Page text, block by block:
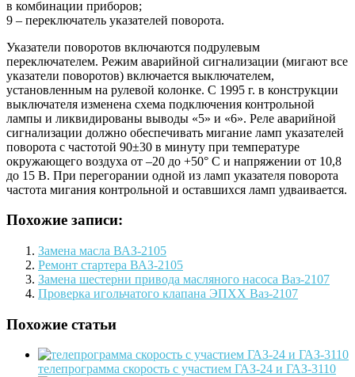
в комбинации приборов;
9 – переключатель указателей поворота.
Указатели поворотов включаются подрулевым
переключателем. Режим аварийной сигнализации (мигают все
указатели поворотов) включается выключателем,
установленным на рулевой колонке. С 1995 г. в конструкции
выключателя изменена схема подключения контрольной
лампы и ликвидированы выводы «5» и «6». Реле аварийной
сигнализации должно обеспечивать мигание ламп указателей
поворота c частотой 90±30 в минуту при температуре
окружающего воздуха от –20 до +50° С и напряжении от 10,8
до 15 В. При перегорании одной из ламп указателя поворота
частота мигания контрольной и оставшихся ламп удваивается.
Похожие записи:
Замена масла ВАЗ-2105
Ремонт стартера ВАЗ-2105
Замена шестерни привода масляного насоса Ваз-2107
Проверка игольчатого клапана ЭПХХ Ваз-2107
Похожие статьи
телепрограмма скорость с участием ГАЗ-24 и ГАЗ-3110